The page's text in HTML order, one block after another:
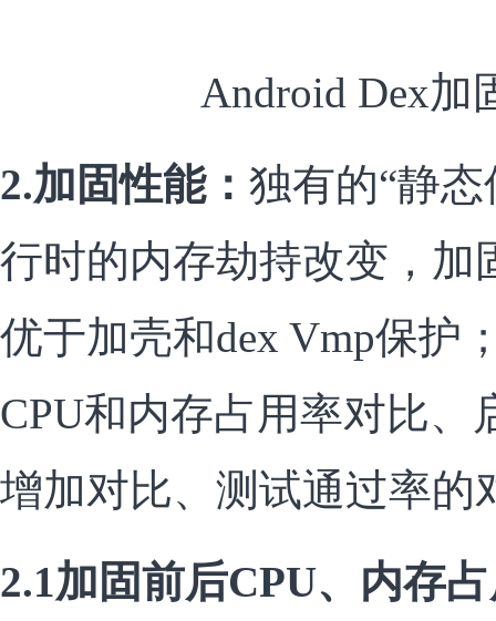
Android Dex加
2.加固性能： 独有的“静
行时的内存劫持改变，加
优于加壳和dex Vmp保护
CPU和内存占用率对比、
增加对比、测试通过率的
2.1加固前后CPU、内存